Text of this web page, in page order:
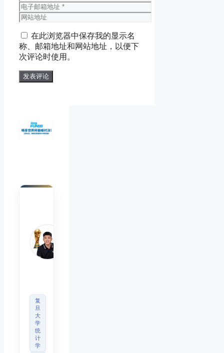
称
电
子
箱
地
址
网
地
址
在此浏览器中保存我的显示名
称、邮箱地址和网站地址，以便下
次评论时使用。
复
旦
大
学
统
计
学